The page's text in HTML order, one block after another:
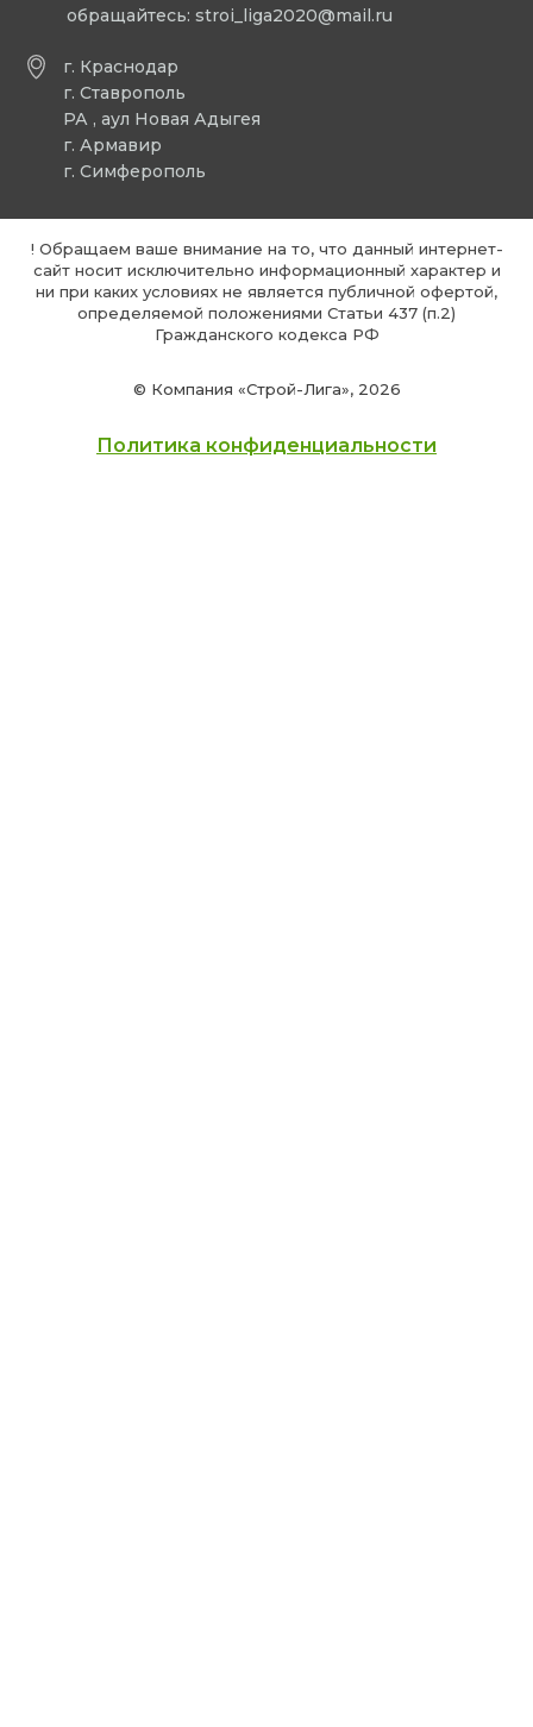
г. Краснодар
г. Ставрополь
РА , аул Новая Адыгея
г. Армавир
г. Симферополь
обращайтесь: stroi_liga2020@mail.ru
© Компания «Строй-Лига», 2026
! Обращаем ваше внимание на то, что данный интернет-
сайт носит исключительно информационный характер и
ни при каких условиях не является публичной офертой,
определяемой положениями Статьи 437 (п.2)
Гражданского кодекса РФ
Политика конфиденциальности